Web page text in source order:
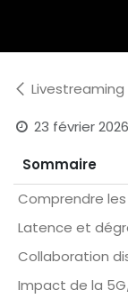
Livestreaming
23 février 2026
Sommaire
Comprendre
Latence et
Collaboration
Impact de la